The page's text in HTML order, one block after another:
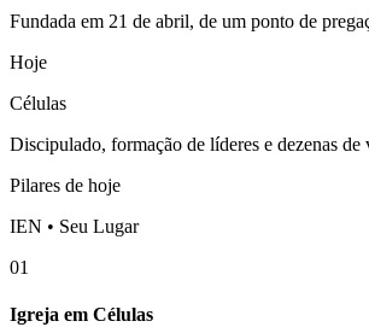
Fundada em 21 de abril, de um ponto de
Hoje
Células
Discipulado, formação de líderes e dezenas
Pilares de hoje
IEN • Seu Lugar
01
Igreja em Células